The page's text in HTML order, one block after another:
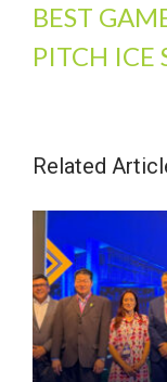
BEST
PITCH ICE
Related